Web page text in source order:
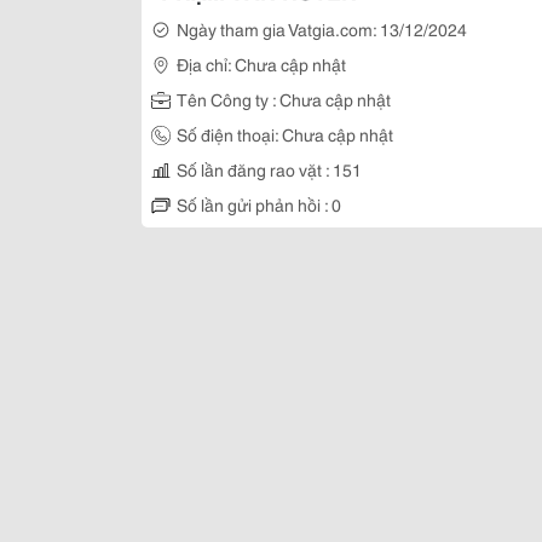
Ngày tham gia Vatgia.com: 13/12/2024
Địa chỉ: Chưa cập nhật
Tên Công ty : Chưa cập nhật
Số điện thoại: Chưa cập nhật
Số lần đăng rao vặt : 151
Số lần gửi phản hồi : 0